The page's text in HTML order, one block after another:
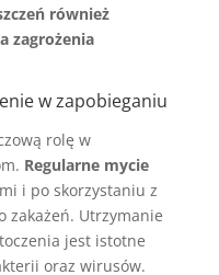
również
zagrożenia
w zapobieganiu
rolę w
Regularne mycie
i po skorzystaniu z
zakażeń. Utrzymanie
jest istotne
oraz wirusów.